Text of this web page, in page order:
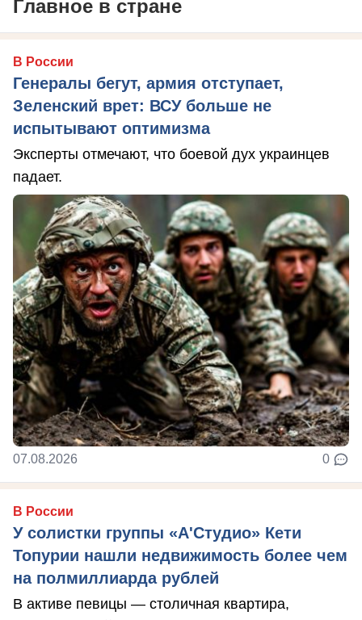
Главное в стране
В России
Генералы бегут, армия отступает,
Зеленский врет: ВСУ больше не
испытывают оптимизма
Эксперты отмечают, что боевой дух украинцев
падает.
07.08.2026 0
В России
У солистки группы «А'Студио» Кети
Топурии нашли недвижимость более чем
на полмиллиарда рублей
В активе певицы — столичная квартира,